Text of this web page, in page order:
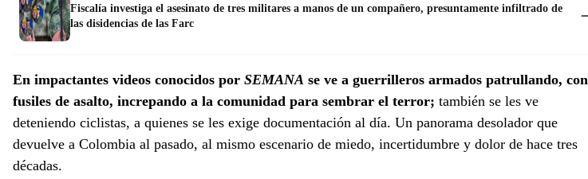
Fiscalía investiga el asesinato de tres militares a manos de un compañero, presuntamente infiltrado de
las disidencias de las Farc
En impactantes videos conocidos por SEMANA se ve a guerrilleros armados patrullando, con
fusiles de asalto, increpando a la comunidad para sembrar el terror; también se les ve
deteniendo ciclistas, a quienes se les exige documentación al día. Un panorama desolador que
devuelve a Colombia al pasado, al mismo escenario de miedo, incertidumbre y dolor de hace tres
décadas.